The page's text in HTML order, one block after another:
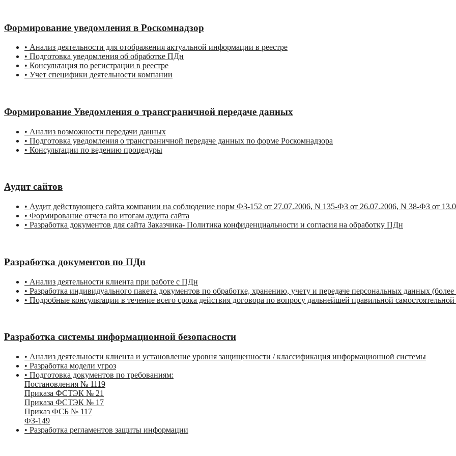
Формирование уведомления в Роскомнадзор
• Анализ деятельности для отображения актуальной информации в реестре
• Подготовка уведомления об обработке ПДн
• Консультация по регистрации в реестре
• Учет специфики деятельности компании
Формирование Уведомления о трансграничной передаче данных
• Анализ возможности передачи данных
• Подготовка уведомления о трансграничной передаче данных по форме Роскомнадзора
• Консультации по ведению процедуры
Аудит сайтов
• Аудит действующего сайта компании на соблюдение норм ФЗ-152 от 27.07.2006, N 135-ФЗ от 26.07.2006, N 38-ФЗ от
• Формирование отчета по итогам аудита сайта
• Разработка документов для сайта Заказчика- Политика конфиденциальности и согласия на обработку ПДн
Разработка документов по ПДн
• Анализ деятельности клиента при работе с ПДн
• Разработка индивидуального пакета документов по обработке, хранению, учету и передаче персональных данных
• Подробные консультации в течение всего срока действия договора по вопросу дальнейшей правильной
Разработка системы информационной безопасности
• Анализ деятельности клиента и установление уровня защищенности / классификация информационной системы
• Разработка модели угроз
• Подготовка документов по требованиям:
Постановления № 1119
Приказа ФСТЭК № 21
Приказа ФСТЭК № 17
Приказ ФСБ № 117
ФЗ-149
• Разработка регламентов защиты информации